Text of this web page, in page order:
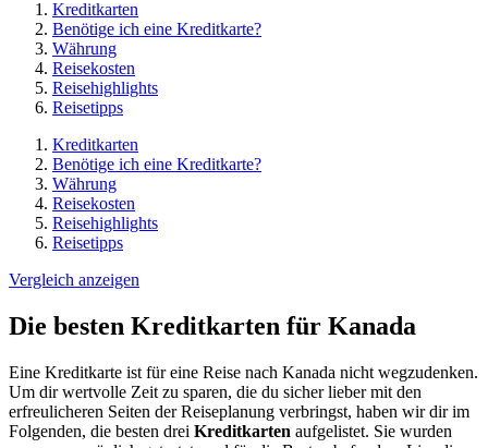
Kreditkarten
Benötige ich eine Kreditkarte?
Währung
Reisekosten
Reisehighlights
Reisetipps
Kreditkarten
Benötige ich eine Kreditkarte?
Währung
Reisekosten
Reisehighlights
Reisetipps
Vergleich anzeigen
Die besten Kreditkarten für Kanada
Eine Kreditkarte ist für eine Reise nach Kanada nicht wegzudenken.
Um dir wertvolle Zeit zu sparen, die du sicher lieber mit den
erfreulicheren Seiten der Reiseplanung verbringst, haben wir dir im
Folgenden, die besten drei Kreditkarten aufgelistet. Sie wurden